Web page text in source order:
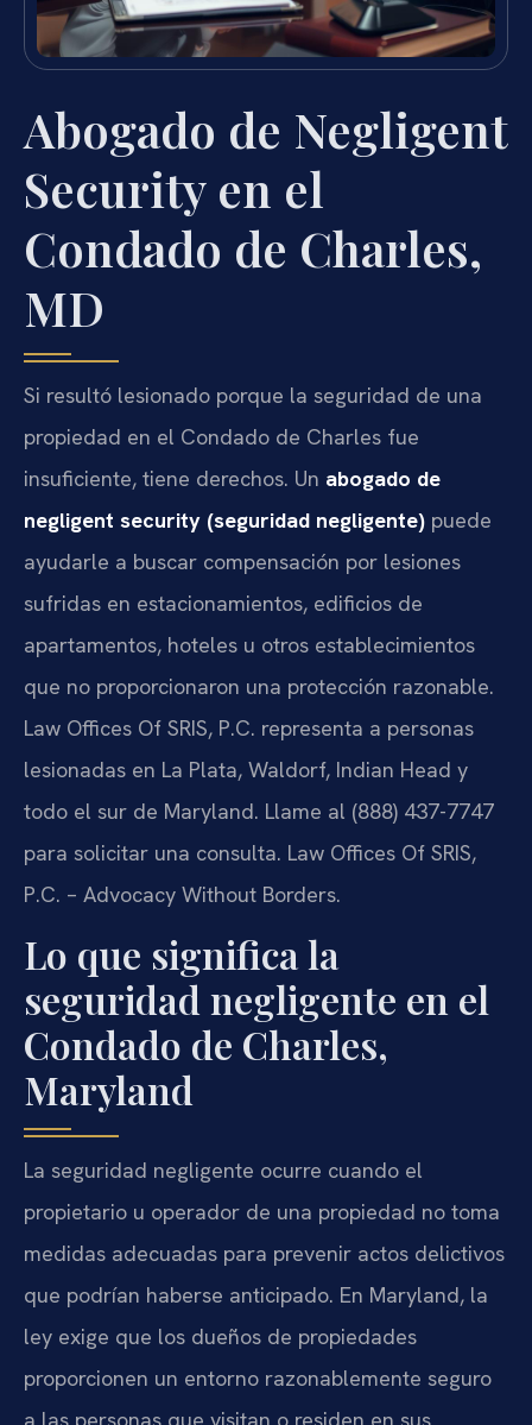
Abogado de Negligent
Security en el
Condado de Charles,
MD
Si resultó lesionado porque la seguridad de una
propiedad en el Condado de Charles fue
insuficiente, tiene derechos. Un abogado de
negligent security (seguridad negligente) puede
ayudarle a buscar compensación por lesiones
sufridas en estacionamientos, edificios de
apartamentos, hoteles u otros establecimientos
que no proporcionaron una protección razonable.
Law Offices Of SRIS, P.C. representa a personas
lesionadas en La Plata, Waldorf, Indian Head y
todo el sur de Maryland. Llame al (888) 437-7747
para solicitar una consulta. Law Offices Of SRIS,
P.C. – Advocacy Without Borders.
Lo que significa la
seguridad negligente en el
Condado de Charles,
Maryland
La seguridad negligente ocurre cuando el
propietario u operador de una propiedad no toma
medidas adecuadas para prevenir actos delictivos
que podrían haberse anticipado. En Maryland, la
ley exige que los dueños de propiedades
proporcionen un entorno razonablemente seguro